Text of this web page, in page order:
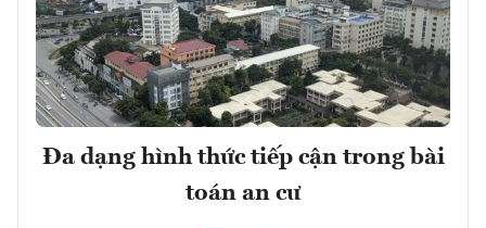
Đa dạng hình thức tiếp cận trong bài
toán an cư